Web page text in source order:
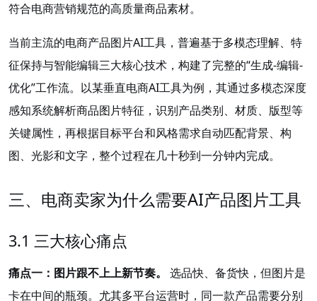
符合电商营销规范的高质量商品素材。
当前主流的电商产品图片AI工具，普遍基于多模态理解、特
征保持与智能编辑三大核心技术，构建了完整的“生成-编辑-
优化”工作流。以某垂直电商AI工具为例，其通过多模态深度
感知系统解析商品图片特征，识别产品类别、材质、版型等
关键属性，再根据目标平台和风格需求自动匹配背景、构
图、光影和文字，整个过程在几十秒到一分钟内完成。
三、电商卖家为什么需要AI产品图片工具
3.1 三大核心痛点
痛点一：图片跟不上上新节奏。
选品快、备货快，但图片是
卡在中间的瓶颈。尤其多平台运营时，同一款产品需要分别